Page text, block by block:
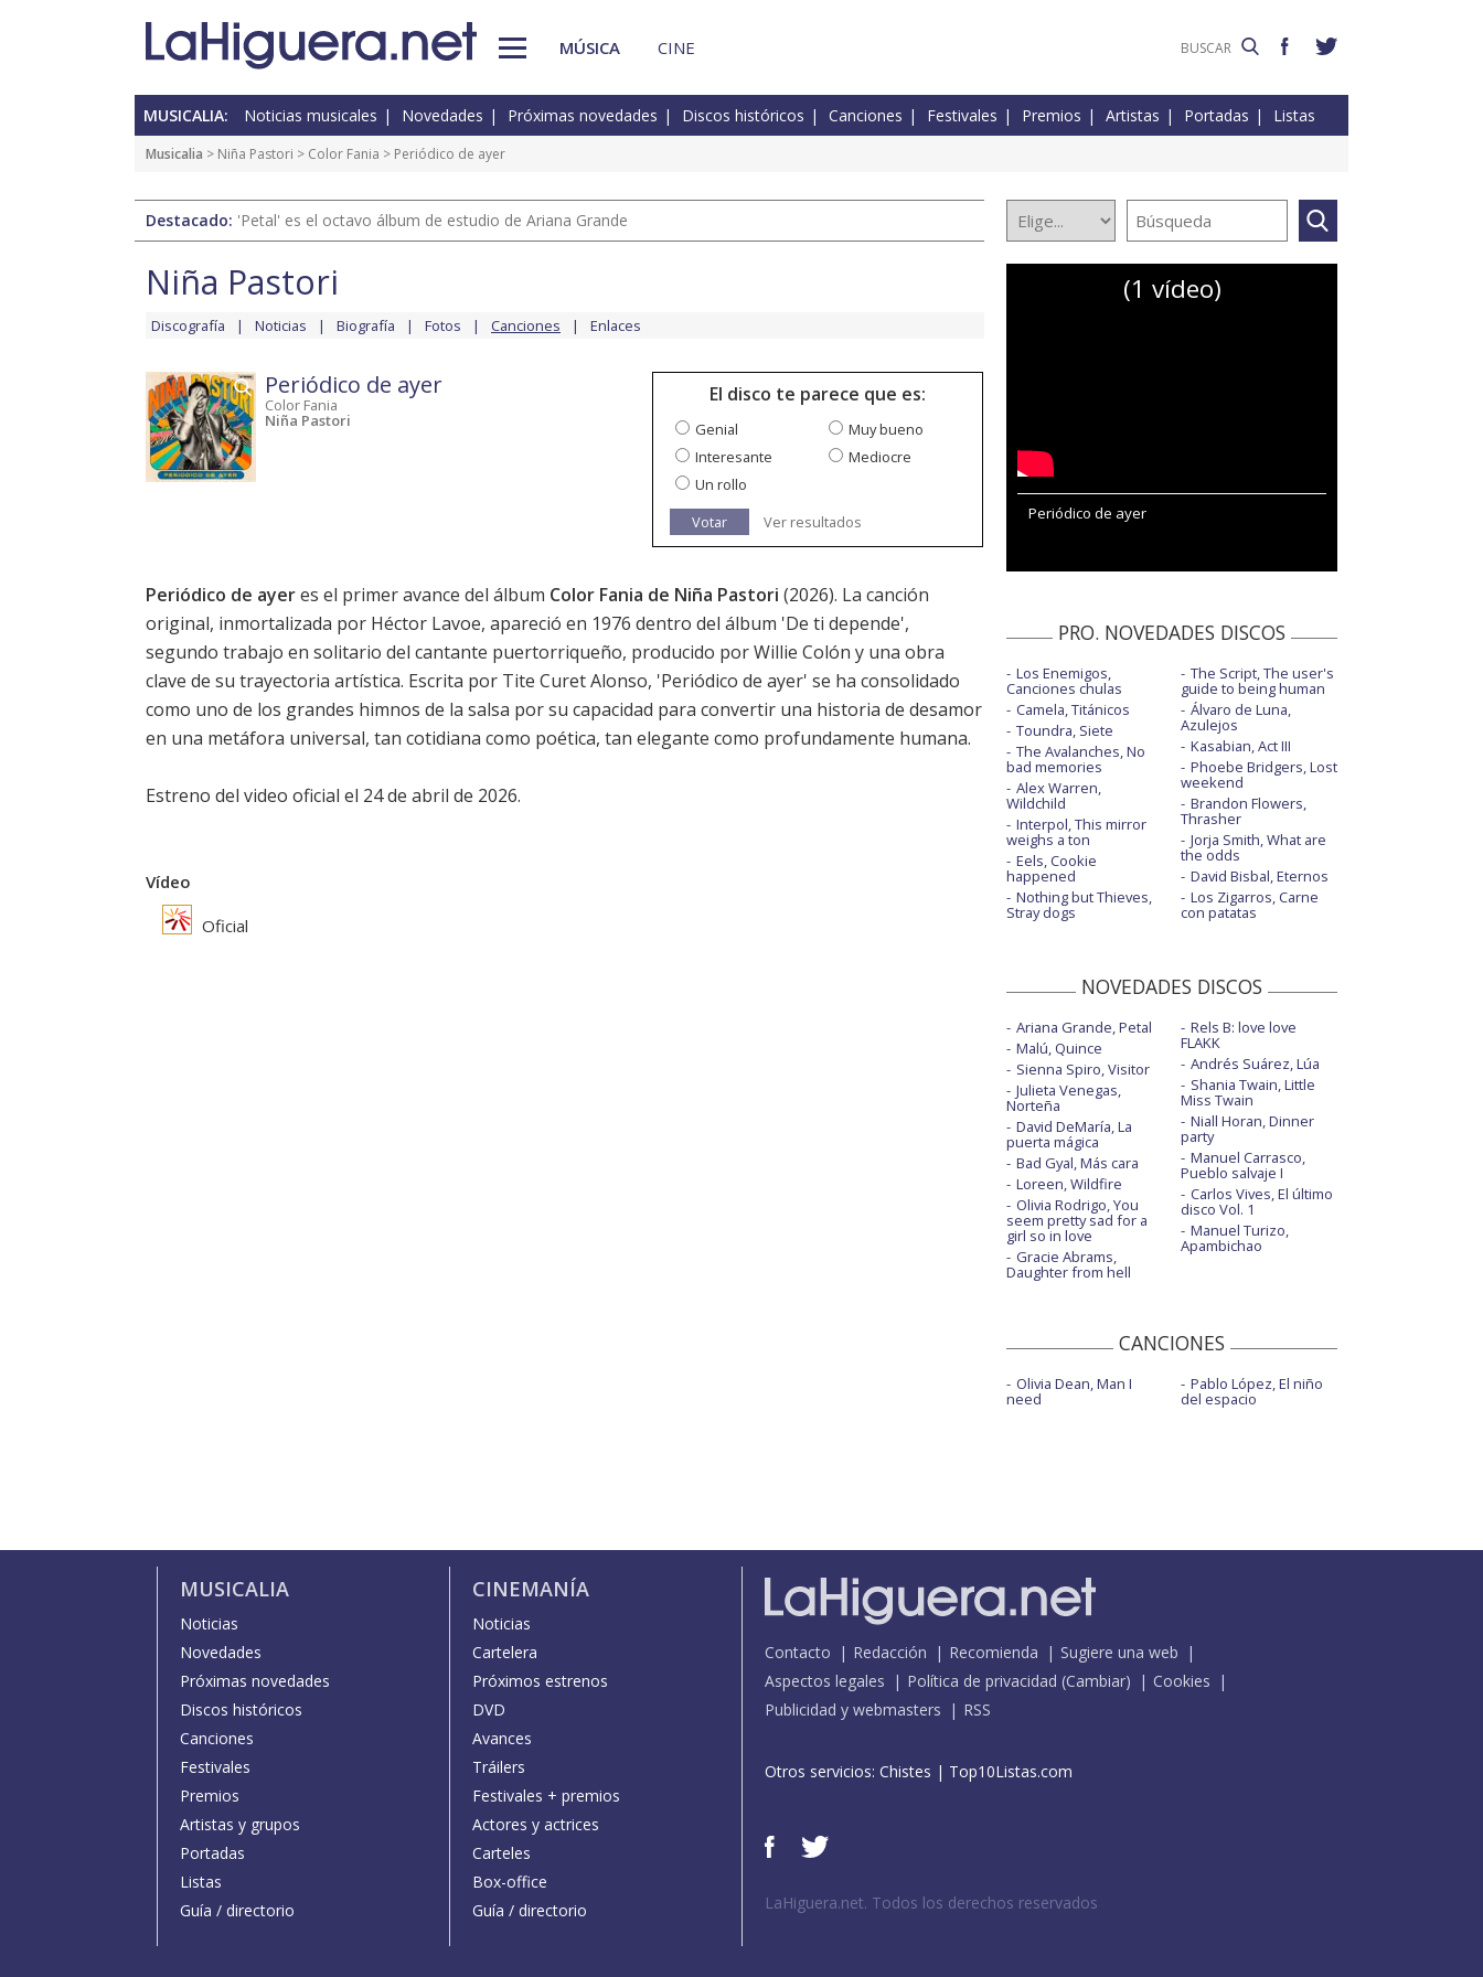
MÚSICA CINE
MUSICALIA: Noticias musicales Novedades Próximas novedades Discos históricos Canciones Festivales Premios Artistas Portadas Listas
Musicalia > Niña Pastori > Color Fania > Periódico de ayer
Destacado: 'Petal' es el octavo álbum de estudio de Ariana Grande
Niña Pastori
Discografía Noticias Biografía Fotos Canciones Enlaces
Periódico de ayer
Color Fania
Niña Pastori
El disco te parece que es:
Genial
Muy bueno
Interesante
Mediocre
Un rollo
Votar
Ver resultados
Periódico de ayeres el primer avance del álbum Color Fania de Niña Pastori (2026). La canción
original, inmortalizada por Héctor Lavoe, apareció en 1976 dentro del álbum 'De ti depende',
segundo trabajo en solitario del cantante puertorriqueño, producido por Willie Colón y una obra
clave de su trayectoria artística. Escrita por Tite Curet Alonso, 'Periódico de ayer' se ha consolidado
como uno de los grandes himnos de la salsa por su capacidad para convertir una historia de desamor
en una metáfora universal, tan cotidiana como poética, tan elegante como profundamente humana.
Estreno del video oficial el 24 de abril de 2026.
Vídeo
Oficial
(1 vídeo)
Periódico de ayer
PRO. NOVEDADES DISCOS
Los Enemigos,
Canciones chulas
Camela, Titánicos
Toundra, Siete
The Avalanches, No
bad memories
Alex Warren,
Wildchild
Interpol, This mirror
weighs a ton
Eels, Cookie
happened
Nothing but Thieves,
Stray dogs
The Script, The user's
guide to being human
Álvaro de Luna,
Azulejos
Kasabian, Act III
Phoebe Bridgers, Lost
weekend
Brandon Flowers,
Thrasher
Jorja Smith, What are
the odds
David Bisbal, Eternos
Los Zigarros, Carne
con patatas
NOVEDADES DISCOS
Ariana Grande, Petal
Malú, Quince
Sienna Spiro, Visitor
Julieta Venegas,
Norteña
David DeMaría, La
puerta mágica
Bad Gyal, Más cara
Loreen, Wildfire
Olivia Rodrigo, You
seem pretty sad for a
girl so in love
Gracie Abrams,
Daughter from hell
Rels B: love love
FLAKK
Andrés Suárez, Lúa
Shania Twain, Little
Miss Twain
Niall Horan, Dinner
party
Manuel Carrasco,
Pueblo salvaje I
Carlos Vives, El último
disco Vol. 1
Manuel Turizo,
Apambichao
CANCIONES
Olivia Dean, Man I
need
Pablo López, El niño
del espacio
MUSICALIA
Noticias
Novedades
Próximas novedades
Discos históricos
Canciones
Festivales
Premios
Artistas y grupos
Portadas
Listas
Guía / directorio
CINEMANÍA
Noticias
Cartelera
Próximos estrenos
DVD
Avances
Tráilers
Festivales + premios
Actores y actrices
Carteles
Box-office
Guía / directorio
Contacto Redacción Recomienda
Sugiere una web
Aspectos legales
Política de privacidad (Cambiar)
Cookies
Publicidad y webmasters
RSS
Otros servicios: Chistes | Top10Listas.com
LaHiguera.net. Todos los derechos reservados